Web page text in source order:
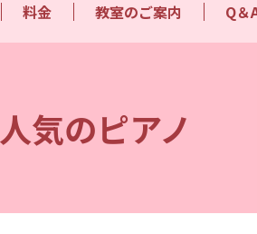
料金 教室のご案内 Q＆
人気のピアノ